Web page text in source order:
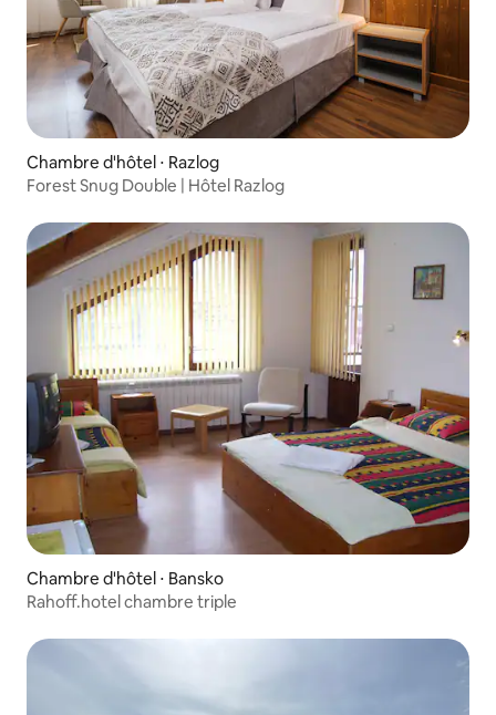
Chambre d'hôtel ⋅ Razlog
Forest Snug Double | Hôtel Razlog
Chambre d'hôtel ⋅ Bansko
Rahoff.hotel chambre triple